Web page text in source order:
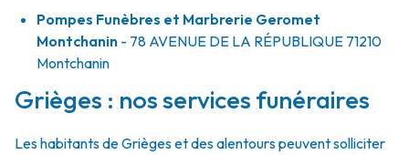
Pompes Funèbres et Marbrerie Geromet
Montchanin - 78 AVENUE DE LA RÉPUBLIQUE 71210
Montchanin
Grièges : nos services funéraires
Les habitants de Grièges et des alentours peuvent solliciter